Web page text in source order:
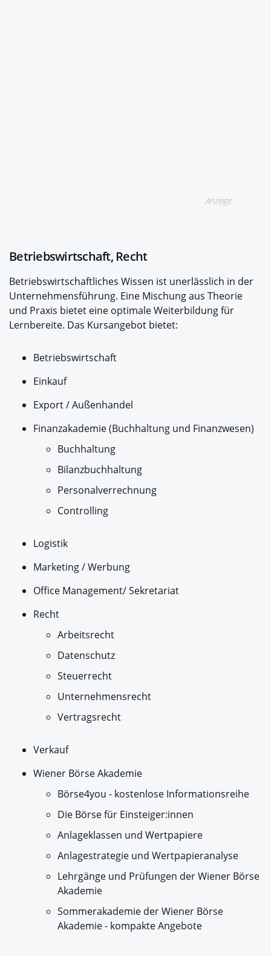
Anzeige
Betriebswirtschaft, Recht
Betriebswirtschaftliches Wissen ist unerlässlich in der
Unternehmensführung. Eine Mischung aus Theorie
und Praxis bietet eine optimale Weiterbildung für
Lernbereite. Das Kursangebot bietet:
Betriebswirtschaft
Einkauf
Export / Außenhandel
Finanzakademie (Buchhaltung und Finanzwesen)
Buchhaltung
Bilanzbuchhaltung
Personalverrechnung
Controlling
Logistik
Marketing / Werbung
Office Management/ Sekretariat
Recht
Arbeitsrecht
Datenschutz
Steuerrecht
Unternehmensrecht
Vertragsrecht
Verkauf
Wiener Börse Akademie
Börse4you - kostenlose Informationsreihe
Die Börse für Einsteiger:innen
Anlageklassen und Wertpapiere
Anlagestrategie und Wertpapieranalyse
Lehrgänge und Prüfungen der Wiener Börse
Akademie
Sommerakademie der Wiener Börse
Akademie - kompakte Angebote